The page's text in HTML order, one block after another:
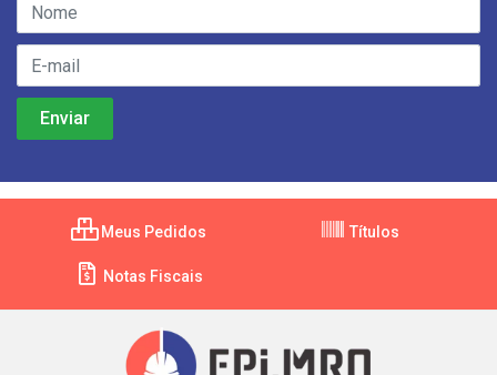
Meus Pedidos Títulos
Notas Fiscais